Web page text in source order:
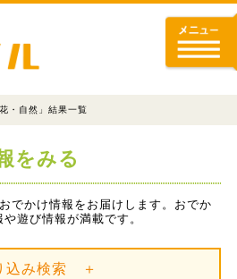
・自然」結果一覧
をみる
でかけ情報をお届けします。おでか
遊び情報が満載です。
込み検索 ＋